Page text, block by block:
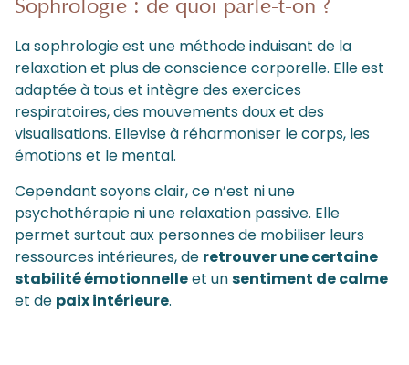
Sophrologie : de quoi parle-t-on ?
La sophrologie est une méthode induisant de la
relaxation et plus de conscience corporelle. Elle est
adaptée à tous et intègre des exercices
respiratoires, des mouvements doux et des
visualisations. Ellevise à réharmoniser le corps, les
émotions et le mental.
Cependant soyons clair, ce n’est ni une
psychothérapie ni une relaxation passive. Elle
permet surtout aux personnes de mobiliser leurs
ressources intérieures, de retrouver une certaine
stabilité émotionnelleet unsentiment de calme
et de paix intérieure.